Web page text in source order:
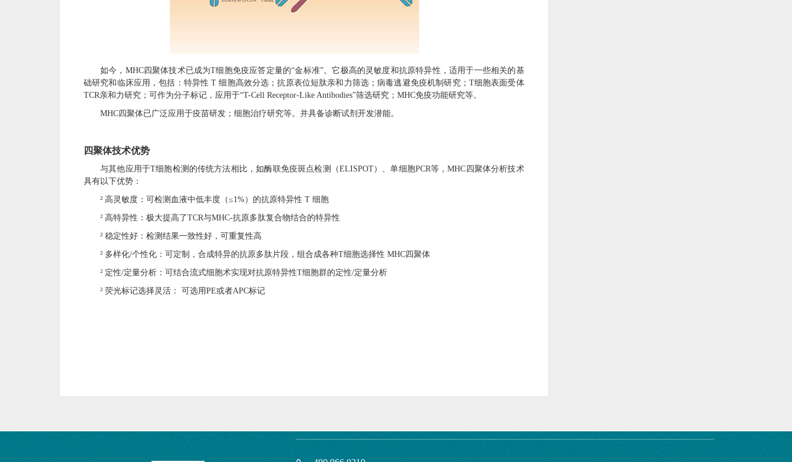
如今， MHC四聚体技术已成为T细胞免疫应答定量的“金标准”。它极高的灵敏度和抗原特异性，适用于一些相关的基
础研究和临床应用，包括：特异性 T细胞高效分选；抗原表位短肽亲和力筛选；病毒逃避免疫机制研究； T细胞表面受体
TCR亲和力研究；可作为分子标记，应用于“T-Cell Receptor-Like Antibodies”筛选研究； MHC免疫功能研究等。
MHC四聚体已广泛应用于疫苗研发；细胞治疗研究等。并具备诊断试剂开发潜能。
四聚体技术优势
与其他应用于T细胞检测的传统方法相比，如酶联免疫斑点检测（ELISPOT）、单细胞PCR等，MHC 四聚体分析技术
具有以下优势：
² 高灵敏度：可检测血液中低丰度（≤1%）的抗原特异性 T 细胞
² 高特异性：极大提高了TCR与MHC-抗原多肽复合物结合的特异性
² 稳定性好：检测结果一致性好，可重复性高
² 多样化/个性化：可定制，合成特异的抗原多肽片段，组合成各种T细胞选择性 MHC四聚体
² 定性/定量分析：可结合流式细胞术实现对抗原特异性T细胞群的定性/定量分析
² 荧光标记选择灵活： 可选用PE或者APC标记